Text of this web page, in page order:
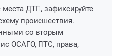
места ДТП, зафиксируйте
происшествия.
со вторым
ОСАГО, ПТС, права,